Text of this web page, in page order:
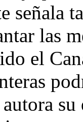
señala
las
el